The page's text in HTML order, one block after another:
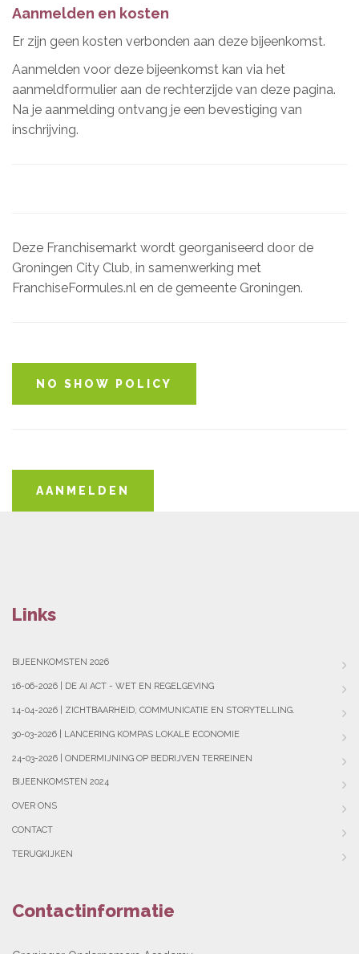
Aanmelden en kosten
Er zijn geen kosten verbonden aan deze bijeenkomst.
Aanmelden voor deze bijeenkomst kan via het
aanmeldformulier aan de rechterzijde van deze pagina.
Na je aanmelding ontvang je een bevestiging van
inschrijving.
Deze Franchisemarkt wordt georganiseerd door de
Groningen City Club, in samenwerking met
FranchiseFormules.nl en de gemeente Groningen.
NO SHOW POLICY
AANMELDEN
Links
BIJEENKOMSTEN 2026
16-06-2026 | DE AI ACT - WET EN REGELGEVING
14-04-2026 | ZICHTBAARHEID, COMMUNICATIE EN STORYTELLING.
30-03-2026 | LANCERING KOMPAS LOKALE ECONOMIE
24-03-2026 | ONDERMIJNING OP BEDRIJVEN TERREINEN
BIJEENKOMSTEN 2024
OVER ONS
CONTACT
TERUGKIJKEN
Contactinformatie